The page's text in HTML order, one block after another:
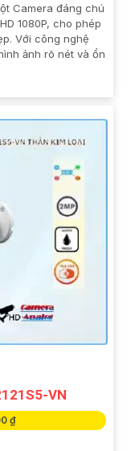
Camera đáng chú
1080P, cho phép
Với công nghệ
ảnh rõ nét và ổn
VN
₫